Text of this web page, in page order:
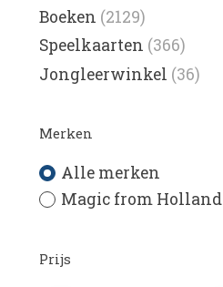
Boeken (2129)
Speelkaarten (366)
Jongleerwinkel (36)
Merken
Alle merken
Magic from Holland
Prijs